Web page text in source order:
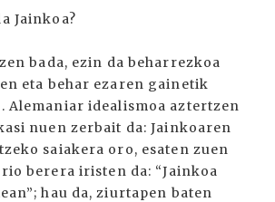
Jainkoa?
bada, ezin da beharrezkoa
eta behar ezaren gainetik
Alemaniar idealismoa aztertzen
nuen zerbait da: Jainkoaren
saiakera oro, esaten zuen
berera iristen da: “Jainkoa
hau da, ziurtapen baten